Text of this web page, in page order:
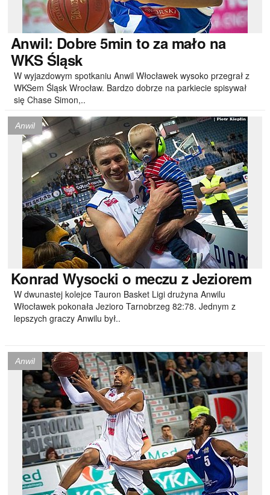
Anwil: Dobre 5min to za mało na
WKS Śląsk
W wyjazdowym spotkaniu Anwil Włocławek wysoko przegrał z
WKSem Śląsk Wrocław. Bardzo dobrze na parkiecie spisywał
się Chase Simon,..
Anwil
Konrad Wysocki o meczu z Jeziorem
W dwunastej kolejce Tauron Basket Ligi drużyna Anwilu
Włocławek pokonała Jezioro Tarnobrzeg 82:78. Jednym z
lepszych graczy Anwilu był..
Anwil